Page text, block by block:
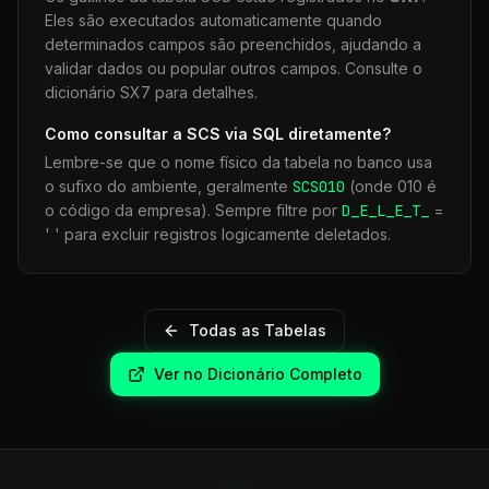
Eles são executados automaticamente quando
determinados campos são preenchidos, ajudando a
validar dados ou popular outros campos. Consulte o
dicionário SX7 para detalhes.
Como consultar a SCS via SQL diretamente?
Lembre-se que o nome físico da tabela no banco usa
o sufixo do ambiente, geralmente SCS010 (onde 010 é
o código da empresa). Sempre filtre por D_E_L_E_T_
=
' ' para excluir registros logicamente deletados.
Todas as Tabelas
Ver no Dicionário Completo